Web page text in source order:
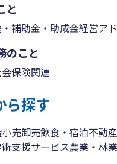
と
補助金・助成金経営ア
のこと
保険関連
ら探す
小売卸売飲食・宿泊不動産
支援サービス農業・林